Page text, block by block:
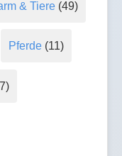
& Tiere(49)
Pferde(11)